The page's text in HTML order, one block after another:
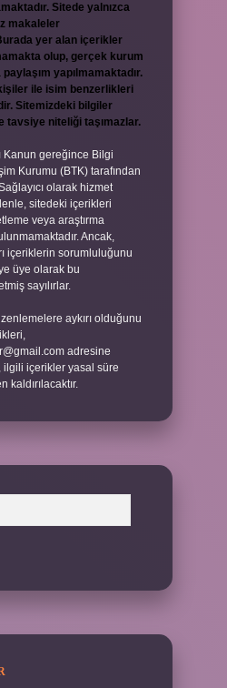
Sitede yalnızca
makaleler
yer alan içerikler
olup, gerçek kurum
yapılmamaktadır.
ile isim benzerlikleri
Sitemizdeki bilgiler
tavsiye niteliği taşımazlar.
Kanun gereğince Bilgi
Kurumu (BTK) tarafından
olarak hizmet
sitedeki içerikleri
veya araştırma
Ancak,
içeriklerin sorumluluğunu
üye olarak bu
sayılırlar.
aykırı olduğunu
adresine
içerikler yasal süre
kaldırılacaktır.